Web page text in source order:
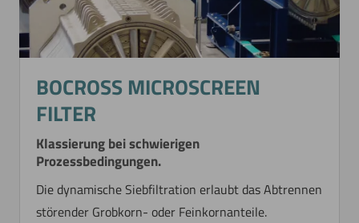
BOCROSS MICROSCREEN
FILTER
Klassierung bei schwierigen
Prozessbedingungen.
Die dynamische Siebfiltration erlaubt das Abtrennen
störender Grobkorn- oder Feinkornanteile.